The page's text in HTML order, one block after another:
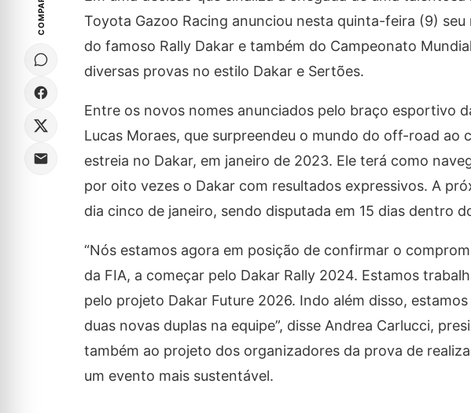
Toyota Gazoo Racing anunciou nesta quinta-feira (9)
do famoso Rally Dakar e também do Campeonato
diversas provas no estilo Dakar e Sertões.
Entre os novos nomes anunciados pelo braço esportivo
Lucas Moraes, que surpreendeu o mundo do off-road ao
estreia no Dakar, em janeiro de 2023. Ele terá como
por oito vezes o Dakar com resultados expressivos. A
dia cinco de janeiro, sendo disputada em 15 dias dentro
“Nós estamos agora em posição de confirmar o
da FIA, a começar pelo Dakar Rally 2024. Estamos
pelo projeto Dakar Future 2026. Indo além disso,
duas novas duplas na equipe”, disse Andrea Carlucci,
também ao projeto dos organizadores da prova de
um evento mais sustentável.